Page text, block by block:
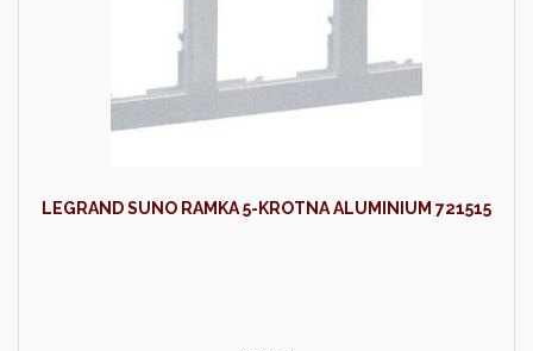
LEGRAND SUNO RAMKA 5-KROTNA ALUMINIUM 721515